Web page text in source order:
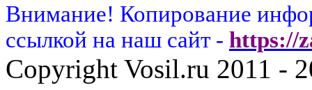
Внимание! Копирование
ссылкой на наш сайт - https://
Copyright Vosil.ru 2011 -